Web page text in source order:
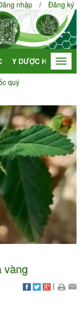
nhập / Đăng ký
Y DƯỢC HỌC Toggle
quý
vàng
|